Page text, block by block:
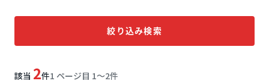
絞り込み検索
該当 2件1 ページ目 1〜2件